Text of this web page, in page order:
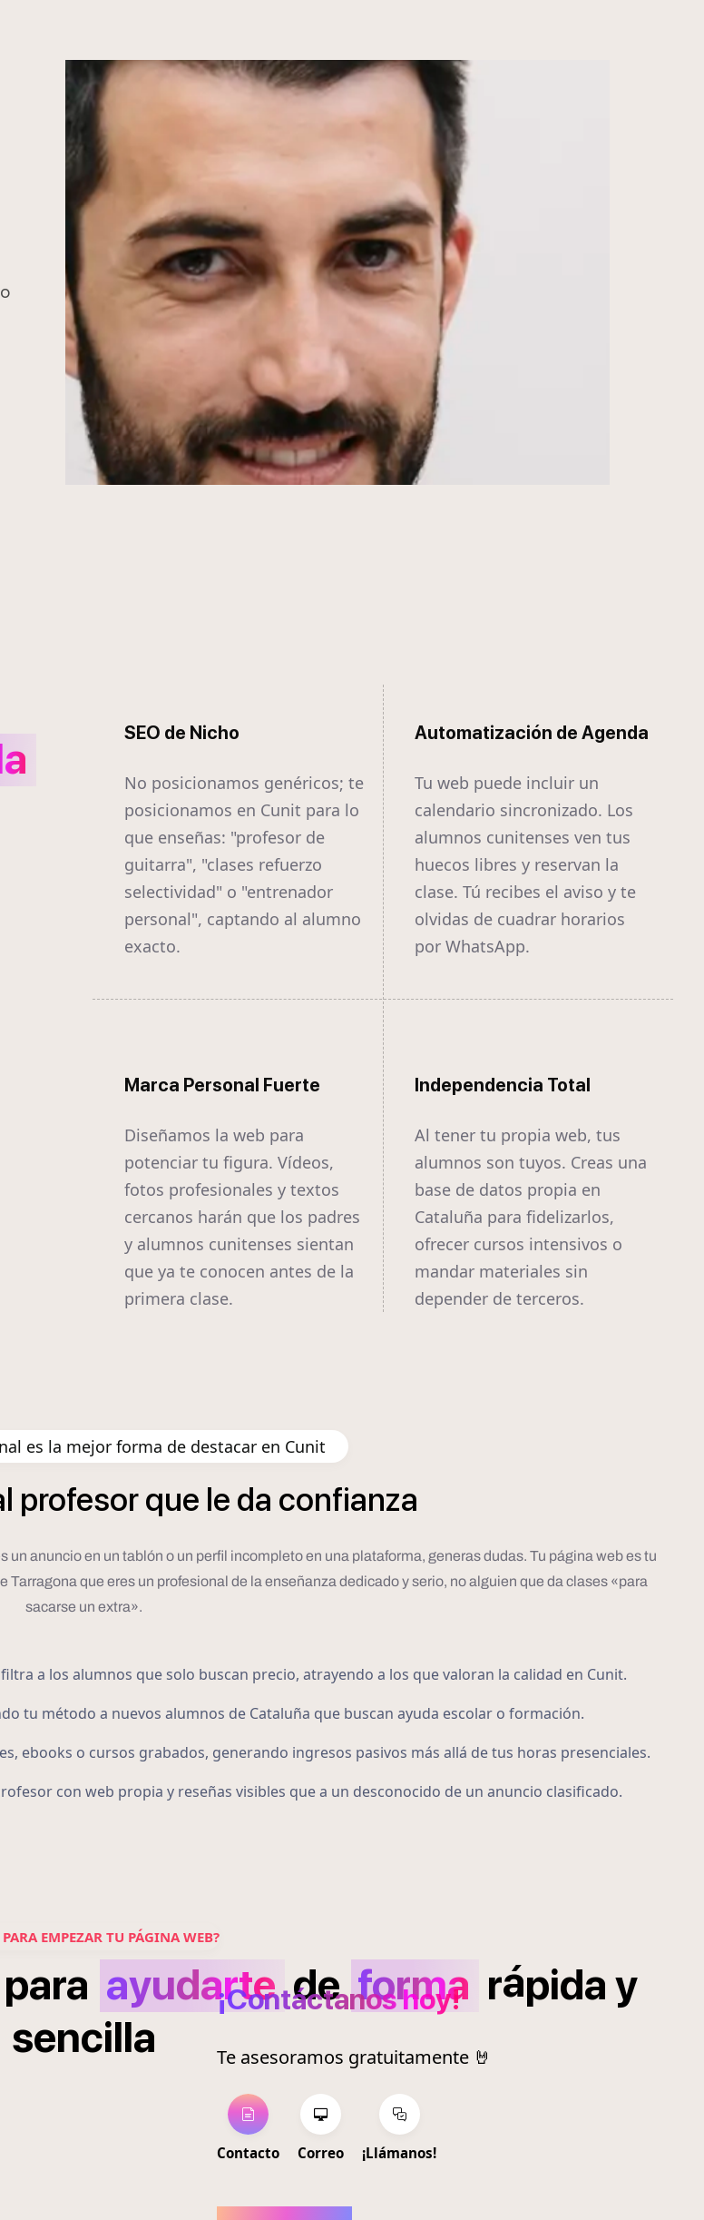
SEO de Nicho
No posicionamos genéricos; te
posicionamos en Cunit para lo
que enseñas: "profesor de
guitarra", "clases refuerzo
selectividad" o "entrenador
personal", captando al alumno
exacto.
Automatización de Agenda
Tu web puede incluir un
calendario sincronizado. Los
alumnos cunitenses ven tus
huecos libres y reservan la
clase. Tú recibes el aviso y te
olvidas de cuadrar horarios
por WhatsApp.
Marca Personal Fuerte
Diseñamos la web para
potenciar tu figura. Vídeos,
fotos profesionales y textos
cercanos harán que los padres
y alumnos cunitenses sientan
que ya te conocen antes de la
primera clase.
Independencia Total
Al tener tu propia web, tus
alumnos son tuyos. Creas una
base de datos propia en
Cataluña para fidelizarlos,
ofrecer cursos intensivos o
mandar materiales sin
depender de terceros.
es la mejor forma de destacar en Cunit
profesorque le da confianza
anuncio en un tablón o un perfil incompleto en una plataforma, generas dudas. Tu página web es tu
que eres un profesional de la enseñanza dedicado y serio, no alguien que da clases «para
sacarse un extra».
a los alumnos que solo buscan precio, atrayendo a los que valoran la calidad en Cunit.
tu método a nuevos alumnos de Cataluña que buscan ayuda escolar o formación.
ebooks o cursos grabados, generando ingresos pasivos más allá de tus horas presenciales.
con web propia y reseñas visibles que a un desconocido de un anuncio clasificado.
EMPEZAR TU PÁGINA WEB?
para ayudarte de forma rápida y
sencilla
¡Contáctanos hoy!
Te asesoramos gratuitamente 🤘
Contacto Correo ¡Llámanos!